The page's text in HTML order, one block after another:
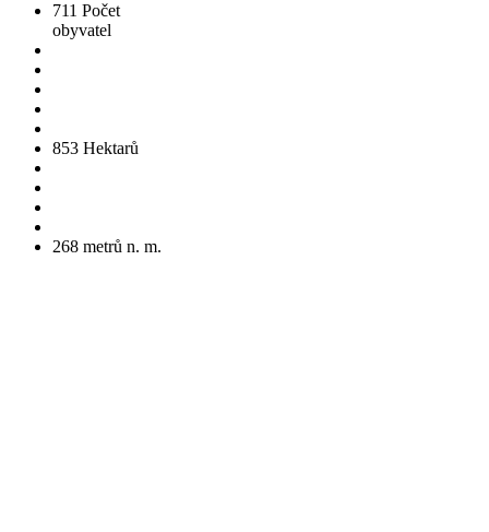
711 Počet
obyvatel
853 Hektarů
268 metrů n. m.